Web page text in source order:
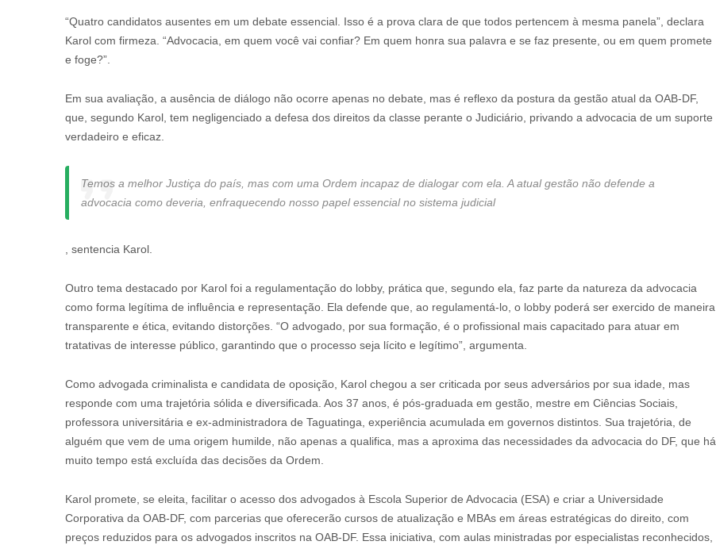
“Quatro candidatos ausentes em um debate essencial. Isso é a prova clara de que todos pertencem à mesma panela”, declara
Karol com firmeza. “Advocacia, em quem você vai confiar? Em quem honra sua palavra e se faz presente, ou em quem promete
e foge?”.
Em sua avaliação, a ausência de diálogo não ocorre apenas no debate, mas é reflexo da postura da gestão atual da OAB-DF,
que, segundo Karol, tem negligenciado a defesa dos direitos da classe perante o Judiciário, privando a advocacia de um suporte
verdadeiro e eficaz.
Temos a melhor Justiça do país, mas com uma Ordem incapaz de dialogar com ela. A atual gestão não defende a
advocacia como deveria, enfraquecendo nosso papel essencial no sistema judicial
, sentencia Karol.
Outro tema destacado por Karol foi a regulamentação do lobby, prática que, segundo ela, faz parte da natureza da advocacia
como forma legítima de influência e representação. Ela defende que, ao regulamentá-lo, o lobby poderá ser exercido de maneira
transparente e ética, evitando distorções. “O advogado, por sua formação, é o profissional mais capacitado para atuar em
tratativas de interesse público, garantindo que o processo seja lícito e legítimo”, argumenta.
Como advogada criminalista e candidata de oposição, Karol chegou a ser criticada por seus adversários por sua idade, mas
responde com uma trajetória sólida e diversificada. Aos 37 anos, é pós-graduada em gestão, mestre em Ciências Sociais,
professora universitária e ex-administradora de Taguatinga, experiência acumulada em governos distintos. Sua trajetória, de
alguém que vem de uma origem humilde, não apenas a qualifica, mas a aproxima das necessidades da advocacia do DF, que há
muito tempo está excluída das decisões da Ordem.
Karol promete, se eleita, facilitar o acesso dos advogados à Escola Superior de Advocacia (ESA) e criar a Universidade
Corporativa da OAB-DF, com parcerias que oferecerão cursos de atualização e MBAs em áreas estratégicas do direito, com
preços reduzidos para os advogados inscritos na OAB-DF. Essa iniciativa, com aulas ministradas por especialistas reconhecidos,